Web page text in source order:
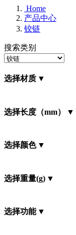
Home
产品中心
铰链
搜索类别
选择材质
选择长度（mm）
选择颜色
选择重量(g)
选择功能